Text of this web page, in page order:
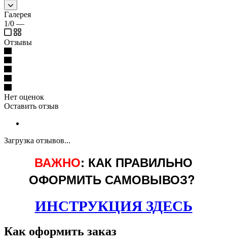
Галерея
1/0 —
Отзывы
Нет оценок
Оставить отзыв
Загрузка отзывов...
ВАЖНО: КАК ПРАВИЛЬНО
ОФОРМИТЬ САМОВЫВОЗ?
ИНСТРУКЦИЯ ЗДЕСЬ
Как оформить заказ